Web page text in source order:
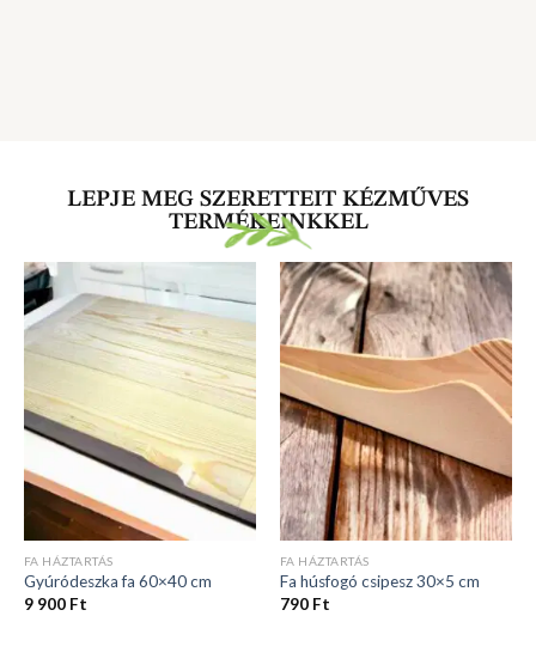
LEPJE MEG SZERETTEIT KÉZMŰVES
TERMÉKEINKKEL
FA HÁZTARTÁS
Gyúródeszka fa 60×40 cm
9 900 Ft
FA HÁZTARTÁS
Fa húsfogó csipesz 30×5 cm
790 Ft